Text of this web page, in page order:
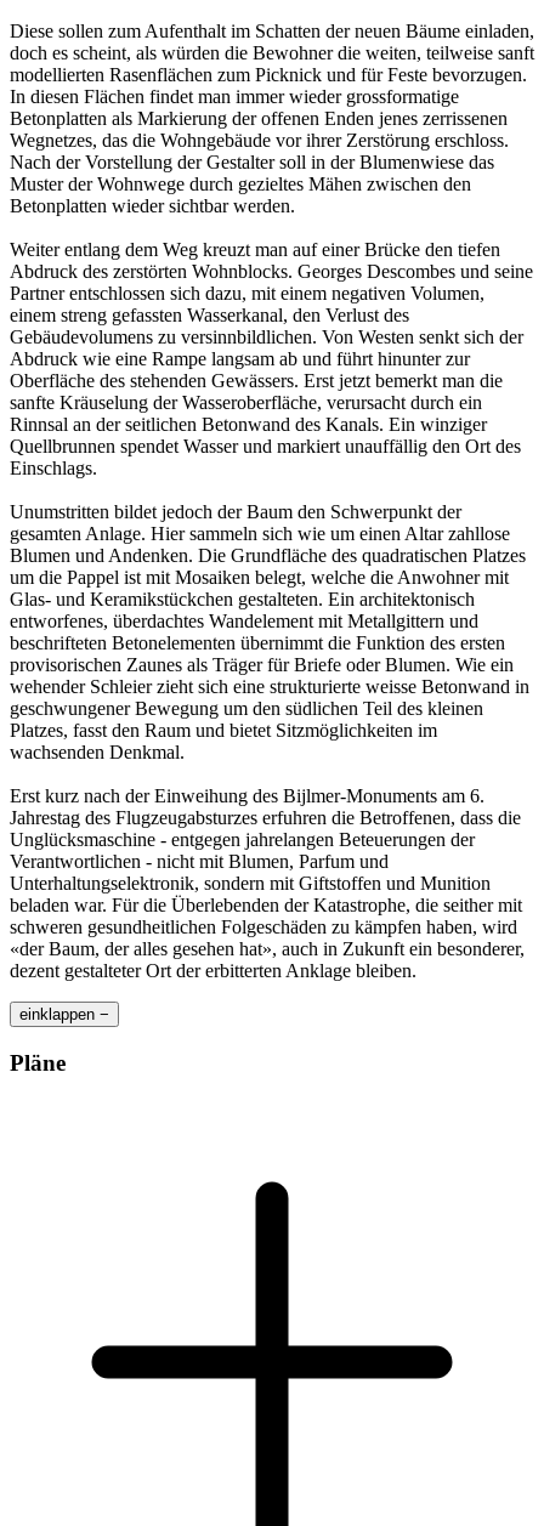
Diese sollen zum Aufenthalt im Schatten der neuen Bäume einladen,
doch es scheint, als würden die Bewohner die weiten, teilweise sanft
modellierten Rasenflächen zum Picknick und für Feste bevorzugen.
In diesen Flächen findet man immer wieder grossformatige
Betonplatten als Markierung der offenen Enden jenes zerrissenen
Wegnetzes, das die Wohngebäude vor ihrer Zerstörung erschloss.
Nach der Vorstellung der Gestalter soll in der Blumenwiese das
Muster der Wohnwege durch gezieltes Mähen zwischen den
Betonplatten wieder sichtbar werden.
Weiter entlang dem Weg kreuzt man auf einer Brücke den tiefen
Abdruck des zerstörten Wohnblocks. Georges Descombes und seine
Partner entschlossen sich dazu, mit einem negativen Volumen,
einem streng gefassten Wasserkanal, den Verlust des
Gebäudevolumens zu versinnbildlichen. Von Westen senkt sich der
Abdruck wie eine Rampe langsam ab und führt hinunter zur
Oberfläche des stehenden Gewässers. Erst jetzt bemerkt man die
sanfte Kräuselung der Wasseroberfläche, verursacht durch ein
Rinnsal an der seitlichen Betonwand des Kanals. Ein winziger
Quellbrunnen spendet Wasser und markiert unauffällig den Ort des
Einschlags.
Unumstritten bildet jedoch der Baum den Schwerpunkt der
gesamten Anlage. Hier sammeln sich wie um einen Altar zahllose
Blumen und Andenken. Die Grundfläche des quadratischen Platzes
um die Pappel ist mit Mosaiken belegt, welche die Anwohner mit
Glas- und Keramikstückchen gestalteten. Ein architektonisch
entworfenes, überdachtes Wandelement mit Metallgittern und
beschrifteten Betonelementen übernimmt die Funktion des ersten
provisorischen Zaunes als Träger für Briefe oder Blumen. Wie ein
wehender Schleier zieht sich eine strukturierte weisse Betonwand in
geschwungener Bewegung um den südlichen Teil des kleinen
Platzes, fasst den Raum und bietet Sitzmöglichkeiten im
wachsenden Denkmal.
Erst kurz nach der Einweihung des Bijlmer-Monuments am 6.
Jahrestag des Flugzeugabsturzes erfuhren die Betroffenen, dass die
Unglücksmaschine - entgegen jahrelangen Beteuerungen der
Verantwortlichen - nicht mit Blumen, Parfum und
Unterhaltungselektronik, sondern mit Giftstoffen und Munition
beladen war. Für die Überlebenden der Katastrophe, die seither mit
schweren gesundheitlichen Folgeschäden zu kämpfen haben, wird
«der Baum, der alles gesehen hat», auch in Zukunft ein besonderer,
dezent gestalteter Ort der erbitterten Anklage bleiben.
einklappen −
Pläne